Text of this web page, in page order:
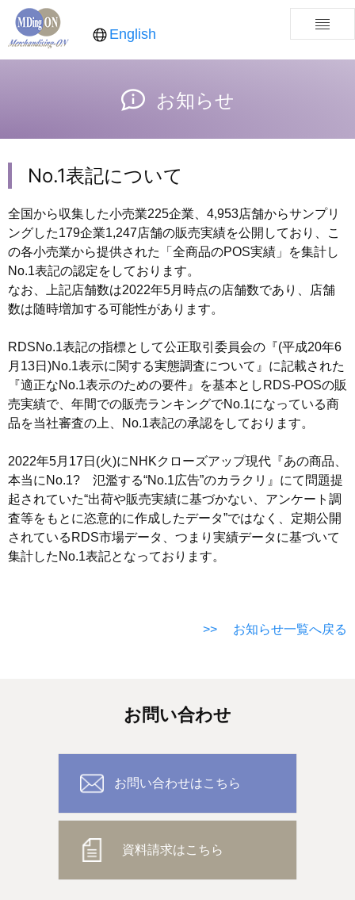
English
お知らせ
No.1表記について
全国から収集した小売業225企業、4,953店舗からサンプリ
ングした179企業1,247店舗の販売実績を公開しており、こ
の各小売業から提供された「全商品のPOS実績」を集計し
No.1表記の認定をしております。
なお、上記店舗数は2022年5月時点の店舗数であり、店舗
数は随時増加する可能性があります。
RDSNo.1表記の指標として公正取引委員会の『(平成20年6
月13日)No.1表示に関する実態調査について』に記載された
『適正なNo.1表示のための要件』を基本としRDS-POSの販
売実績で、年間での販売ランキングでNo.1になっている商
品を当社審査の上、No.1表記の承認をしております。
2022年5月17日(火)にNHKクローズアップ現代『あの商品、
本当にNo.1? 氾濫する“No.1広告”のカラクリ』にて問題提
起されていた“出荷や販売実績に基づかない、アンケート調
査等をもとに恣意的に作成したデータ”ではなく、定期公開
されているRDS市場データ、つまり実績データに基づいて
集計したNo.1表記となっております。
>> お知らせ一覧へ戻る
お問い合わせ
お問い合わせはこちら
資料請求はこちら